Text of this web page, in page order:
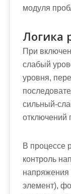
модуля
Логика
При
слабый
уровня,
сильный-
отключений
В процессе
контроль
напряжения
элемент),